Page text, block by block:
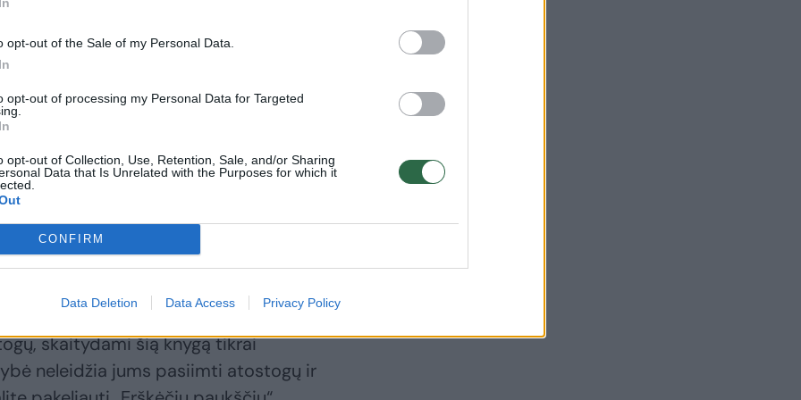
opt-out of the Sale of my Personal Data.
opt-out of processing my Personal Data for Targeted
opt-out of Collection, Use, Retention, Sale, and/or Sharing
Data that Is Unrelated with the Purposes for which it
CONFIRM
Data Deletion Data Access Privacy Policy
kartu prarandi save, nes ji priverčia
tikrovę.
panirti į šį nemarų klasikos kūrinį:
žinias apie pasaulio istoriją Muilo
įsimylėjėlių istorijos fonu tapo audringa
iki ekonomikos krizių ir sausrų – C.
praėjusio amžiaus politinius
per Australijos žemyną.
skaitydami šią knygą tikrai
neleidžia jums pasiimti atostogų ir